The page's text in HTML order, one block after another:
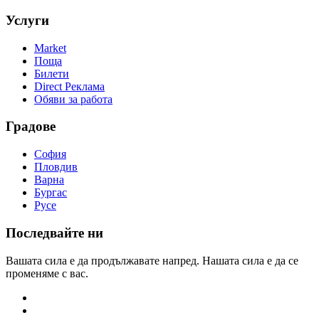
Услуги
Market
Поща
Билети
Direct Реклама
Обяви за работа
Градове
София
Пловдив
Варна
Бургас
Русе
Последвайте ни
Вашата сила е да продължавате напред. Нашата сила е да се
променяме с вас.